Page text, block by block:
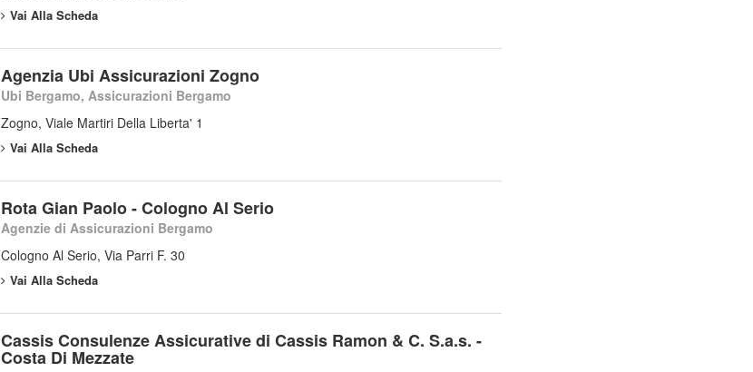
Vai Alla Scheda
Agenzia Ubi Assicurazioni Zogno
Ubi Bergamo, Assicurazioni Bergamo
Zogno, Viale Martiri Della Liberta' 1
Vai Alla Scheda
Rota Gian Paolo - Cologno Al Serio
Agenzie di Assicurazioni Bergamo
Cologno Al Serio, Via Parri F. 30
Vai Alla Scheda
Cassis Consulenze Assicurative di Cassis Ramon & C. S.a.s. -
Costa Di Mezzate